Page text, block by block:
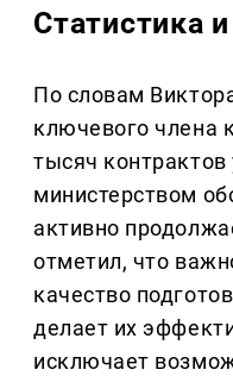
Статистика
По словам
ключевого члена
тысяч
министерством
активно
отметил, что
качество
делает их
исключает